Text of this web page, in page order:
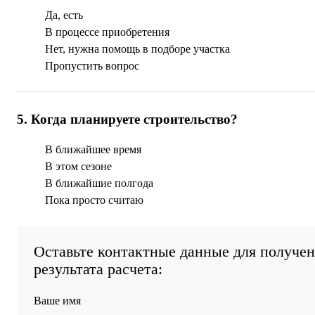
Да, есть
В процессе приобретения
Нет, нужна помощь в подборе участка
Пропустить вопрос
5. Когда планируете строительство?
В ближайшее время
В этом сезоне
В ближайшие полгода
Пока просто считаю
Оставьте контактные данные для
результата расчета:
Ваше имя